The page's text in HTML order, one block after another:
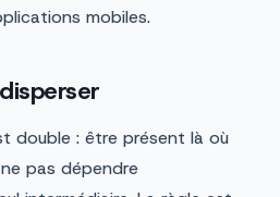
mobiles.
double : être présent là où
pas dépendre